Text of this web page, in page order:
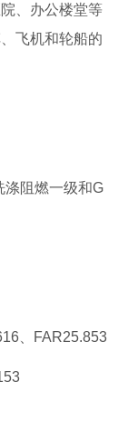
、办公楼堂等
飞机和轮船的
涤阻燃一级和G
、FAR25.853